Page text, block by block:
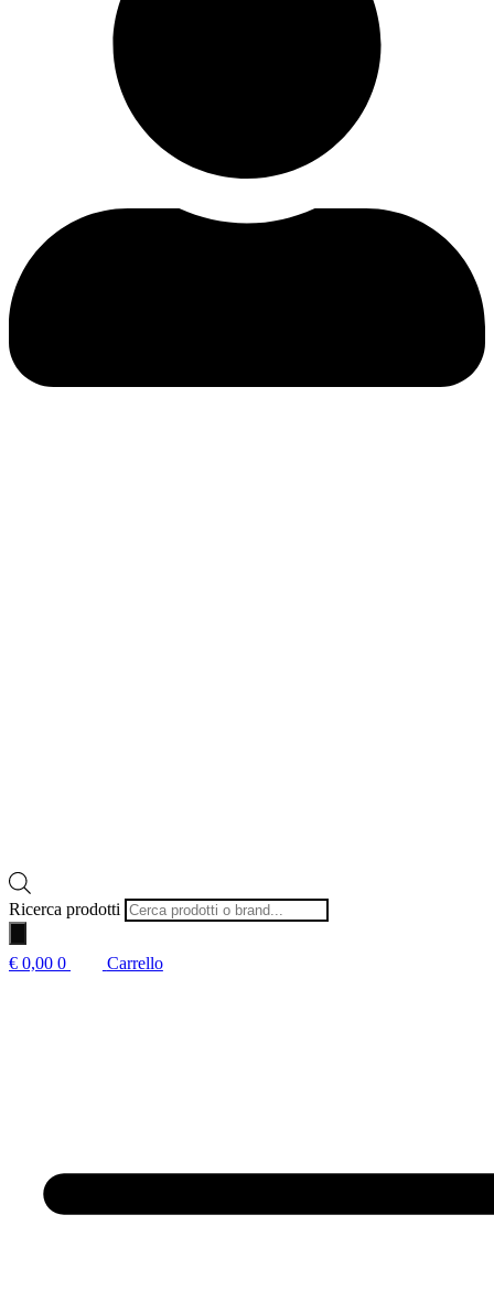
Ricerca prodotti
€ 0,00 0 Carrello